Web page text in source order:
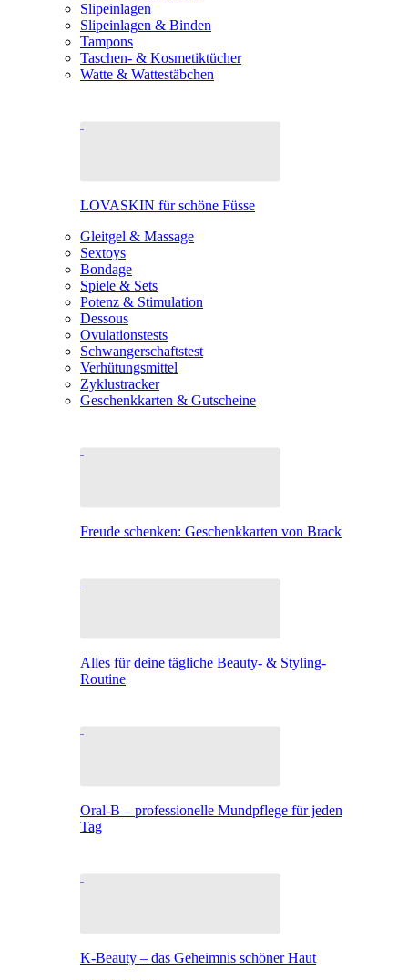
Slipeinlagen
Slipeinlagen & Binden
Tampons
Taschen- & Kosmetiktücher
Watte & Wattestäbchen
LOVASKIN für schöne Füsse
Gleitgel & Massage
Sextoys
Bondage
Spiele & Sets
Potenz & Stimulation
Dessous
Ovulationstests
Schwangerschaftstest
Verhütungsmittel
Zyklustracker
Geschenkkarten & Gutscheine
Freude schenken: Geschenkkarten von Brack
Alles für deine tägliche Beauty- & Styling-
Routine
Oral-B – professionelle Mundpflege für jeden
Tag
K-Beauty – das Geheimnis schöner Haut